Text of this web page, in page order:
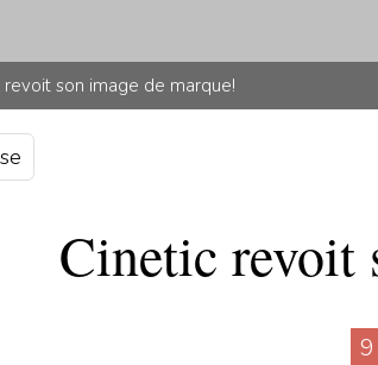
revoit son image de marque!
Cinetic revoit